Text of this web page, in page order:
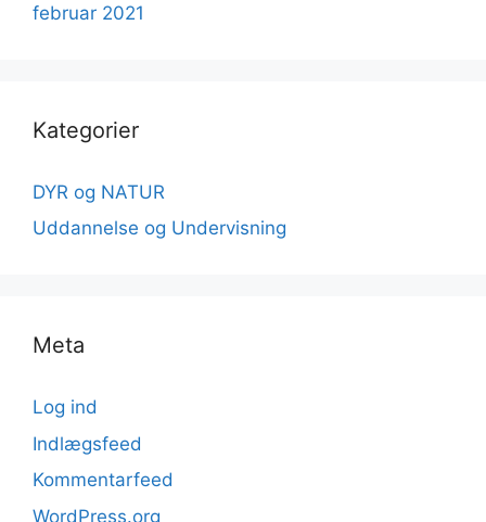
februar 2021
Kategorier
DYR og NATUR
Uddannelse og Undervisning
Meta
Log ind
Indlægsfeed
Kommentarfeed
WordPress.org